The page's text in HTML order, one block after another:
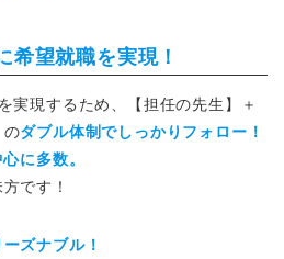
希望就職を実現！
実現するため、【担任の先生】＋
のダブル体制でしっかりフォロー！
に多数。
です！
ズナブル！